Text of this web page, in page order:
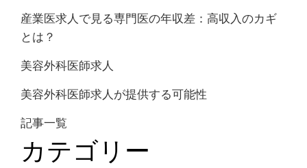
産業医求人で見る専門医の年収差：高収入のカギ
とは？
美容外科医師求人
美容外科医師求人が提供する可能性
記事一覧
カテゴリー